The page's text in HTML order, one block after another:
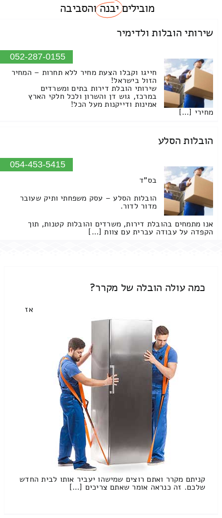
מוביליםיבנהוהסביבה
שירותי הובלות ולדימיר
052-287-0155
חייגו וקבלו הצעת מחיר ללא תחרות – המחיר
הזול בישראל!
שירותי הובלת דירות בתים ומשרדים
במרכז, גוש דן והשרון ולכל חלקי הארץ
אמינות ודייקנות מעל הכל!
מחירי […]
הובלות הסלע
054-453-5415
בס"ד
הובלות הסלע – עסק משפחתי ותיק שעובר
מדור לדור.
אנו מתמחים בהובלת דירות, משרדים והובלות קטנות, תוך
הקפדה על עבודה עברית עם צוות […]
כמה עולה הובלה של מקרר?
אז
קניתם מקרר ואתם רוצים שמישהו יעביר אותו לבית החדש
שלכם. זה כנראה אומר שאתם צריכים […]